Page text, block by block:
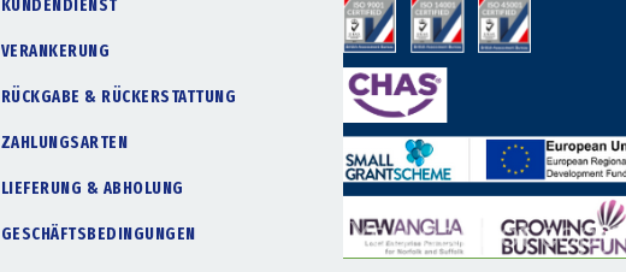
KUNDENDIENST
VERANKERUNG
RÜCKGABE & RÜCKERSTATTUNG
ZAHLUNGSARTEN
LIEFERUNG & ABHOLUNG
GESCHÄFTSBEDINGUNGEN